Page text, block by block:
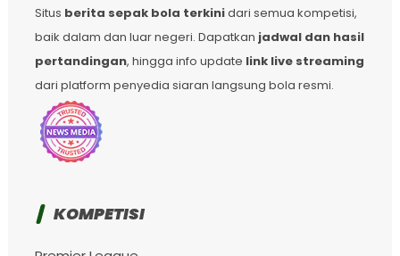
Situs berita sepak bola terkinidari semua kompetisi,
baik dalam dan luar negeri. Dapatkan jadwal dan hasil
pertandingan, hingga info update link live streaming
dari platform penyedia siaran langsung bola resmi.
KOMPETISI